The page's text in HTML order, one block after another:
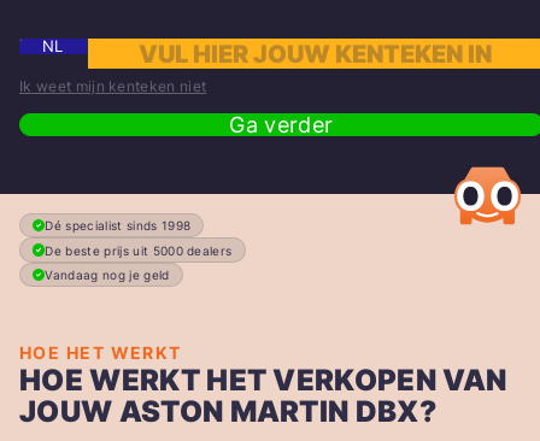
NL
Ik weet mijn kenteken niet
Ga verder
Dé specialist sinds 1998
De beste prijs uit 5000 dealers
Vandaag nog je geld
HOE HET WERKT
HOE WERKT HET VERKOPEN VAN
JOUW ASTON MARTIN DBX?